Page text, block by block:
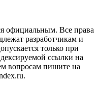
официальным. Все права
разработчикам и
только при
ссылки на
вопросам пишите на